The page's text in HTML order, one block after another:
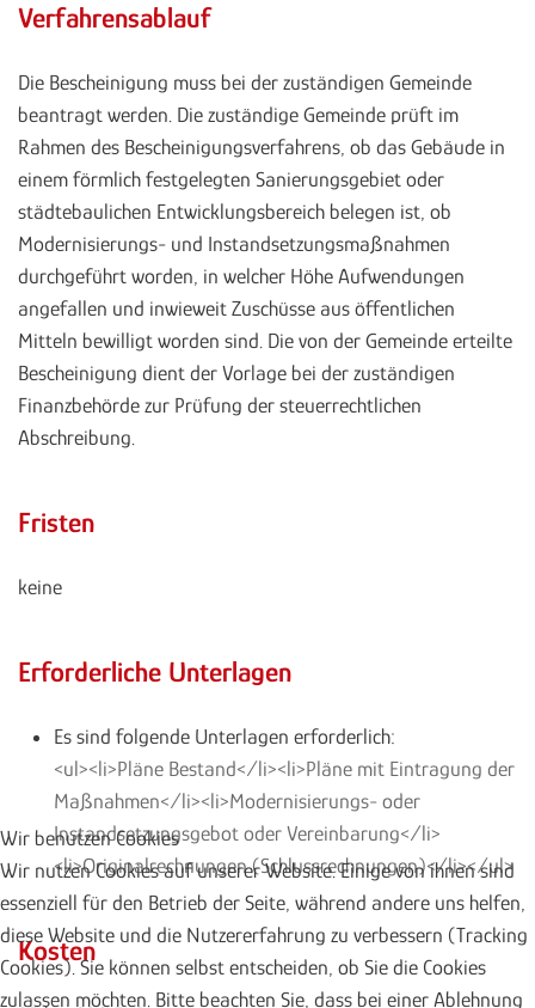
Verfahrensablauf
Die Bescheinigung muss bei der zuständigen Gemeinde
beantragt werden. Die zuständige Gemeinde prüft im
Rahmen des Bescheinigungsverfahrens, ob das Gebäude in
einem förmlich festgelegten Sanierungsgebiet oder
städtebaulichen Entwicklungsbereich belegen ist, ob
Modernisierungs- und Instandsetzungsmaßnahmen
durchgeführt worden, in welcher Höhe Aufwendungen
angefallen und inwieweit Zuschüsse aus öffentlichen
Mitteln bewilligt worden sind. Die von der Gemeinde erteilte
Bescheinigung dient der Vorlage bei der zuständigen
Finanzbehörde zur Prüfung der steuerrechtlichen
Abschreibung.
Fristen
keine
Erforderliche Unterlagen
Es sind folgende Unterlagen erforderlich:
<ul><li>Pläne Bestand</li><li>Pläne mit Eintragung der
Maßnahmen</li><li>Modernisierungs- oder
Instandsetzungsgebot oder Vereinbarung</li>
<li>Originalrechnungen (Schlussrechnungen)</li></ul>
Kosten
Wir benutzen Cookies
Wir nutzen Cookies auf unserer Website. Einige von ihnen sind
essenziell für den Betrieb der Seite, während andere uns helfen,
diese Website und die Nutzererfahrung zu verbessern (Tracking
Cookies). Sie können selbst entscheiden, ob Sie die Cookies
zulassen möchten. Bitte beachten Sie, dass bei einer Ablehnung